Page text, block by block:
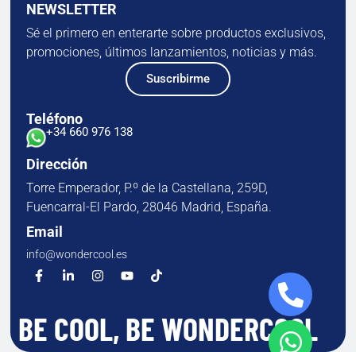
Teléfono
+34 660 976 138
Dirección
Torre Emperador, P.º de la Castellana, 259D,
Fuencarral-El Pardo, 28046 Madrid, España.
Email
info@wondercool.es
NEWSLETTER
Sé el primero en enterarte sobre productos exclusivos,
promociones, últimos lanzamientos, noticias y más.
Suscribirme
BE COOL, BE WONDERCOOL